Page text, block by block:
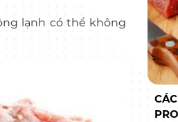
lạnh có thể không